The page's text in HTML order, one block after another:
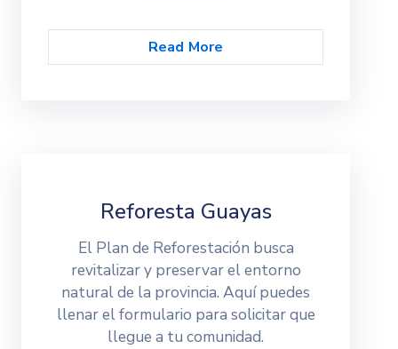
Read More
Reforesta Guayas
El Plan de Reforestación busca
revitalizar y preservar el entorno
natural de la provincia. Aquí puedes
llenar el formulario para solicitar que
llegue a tu comunidad.